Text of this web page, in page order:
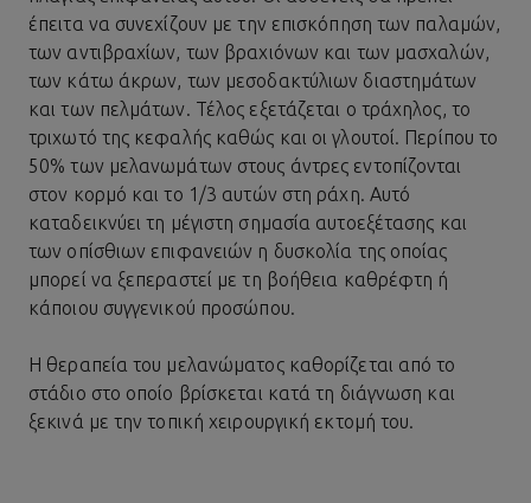
έπειτα να συνεχίζουν με την επισκόπηση των παλαμών,
των αντιβραχίων, των βραχιόνων και των μασχαλών,
των κάτω άκρων, των μεσοδακτύλιων διαστημάτων
και των πελμάτων. Τέλος εξετάζεται ο τράχηλος, το
τριχωτό της κεφαλής καθώς και οι γλουτοί. Περίπου το
50% των μελανωμάτων στους άντρες εντοπίζονται
στον κορμό και το 1/3 αυτών στη ράχη. Αυτό
καταδεικνύει τη μέγιστη σημασία αυτοεξέτασης και
των οπίσθιων επιφανειών η δυσκολία της οποίας
μπορεί να ξεπεραστεί με τη βοήθεια καθρέφτη ή
κάποιου συγγενικού προσώπου.
Η θεραπεία του μελανώματος καθορίζεται από το
στάδιο στο οποίο βρίσκεται κατά τη διάγνωση και
ξεκινά με την τοπική χειρουργική εκτομή του.